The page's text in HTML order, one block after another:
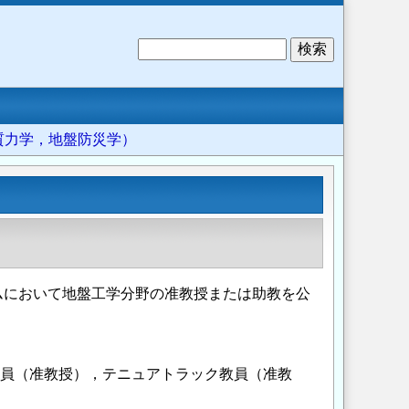
学，地盤防災学）
おいて地盤工学分野の准教授または助教を公
（准教授），テニュアトラック教員（准教